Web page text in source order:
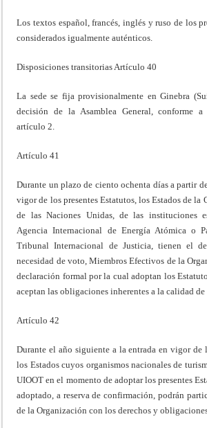
Los textos español, francés, inglés y ruso de los
considerados igualmente auténticos.
Disposiciones transitorias Artículo 40
La sede se fija provisionalmente en Ginebra
decisión de la Asamblea General, conforme
artículo 2.
Artículo 41
Durante un plazo de ciento ochenta días a partir
vigor de los presentes Estatutos, los Estados de la
de las Naciones Unidas, de las instituciones
Agencia Internacional de Energía Atómica o
Tribunal Internacional de Justicia, tienen el
necesidad de voto, Miembros Efectivos de la
declaración formal por la cual adoptan los
aceptan las obligaciones inherentes a la calidad
Artículo 42
Durante el año siguiente a la entrada en vigor de
los Estados cuyos organismos nacionales de
UIOOT en el momento de adoptar los presentes
adoptado, a reserva de confirmación, podrán
de la Organización con los derechos y